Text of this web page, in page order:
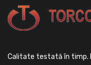
Calitate testată în timp.